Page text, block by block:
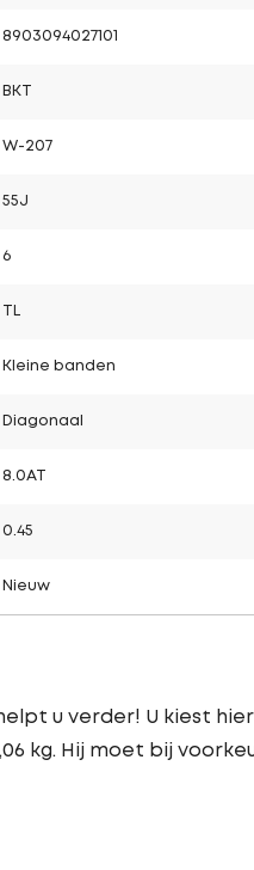
8903094027101
BKT
W-207
55J
6
Kleine banden
Diagonaal
8.0AT
0.45
Nieuw
u verder! U kiest
kg. Hij moet bij